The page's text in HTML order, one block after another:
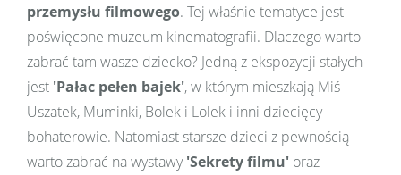
przemysłu filmowego. Tej właśnie tematyce jest
poświęcone muzeum kinematografii. Dlaczego warto
zabrać tam wasze dziecko? Jedną z ekspozycji stałych
jest 'Pałac pełen bajek', w którym mieszkają Miś
Uszatek, Muminki, Bolek i Lolek i inni dziecięcy
bohaterowie. Natomiast starsze dzieci z pewnością
warto zabrać na wystawy'Sekrety filmu' oraz